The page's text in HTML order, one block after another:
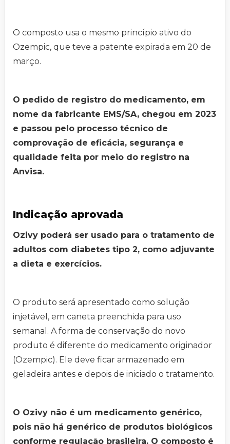
O composto usa o mesmo princípio ativo do
Ozempic, que teve a patente expirada em 20 de
março.
O pedido de registro do medicamento, em
nome da fabricante EMS/SA, chegou em 2023
e passou pelo processo técnico de
comprovação de eficácia, segurança e
qualidade feita por meio do registro na
Anvisa.
Indicação aprovada
Ozivy poderá ser usado para o tratamento de
adultos com diabetes tipo 2, como adjuvante
a dieta e exercícios.
O produto será apresentado como solução
injetável, em caneta preenchida para uso
semanal. A forma de conservação do novo
produto é diferente do medicamento originador
(Ozempic). Ele deve ficar armazenado em
geladeira antes e depois de iniciado o tratamento.
O Ozivy não é um medicamento genérico,
pois não há genérico de produtos biológicos
conforme regulação brasileira. O composto é